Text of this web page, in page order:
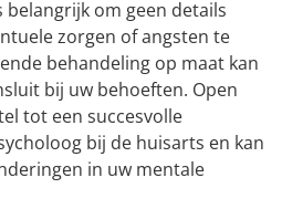
om geen details
zorgen of angsten te
behandeling op maat kan
bij uw behoeften. Open
tot een succesvolle
bij de huisarts en kan
in uw mentale